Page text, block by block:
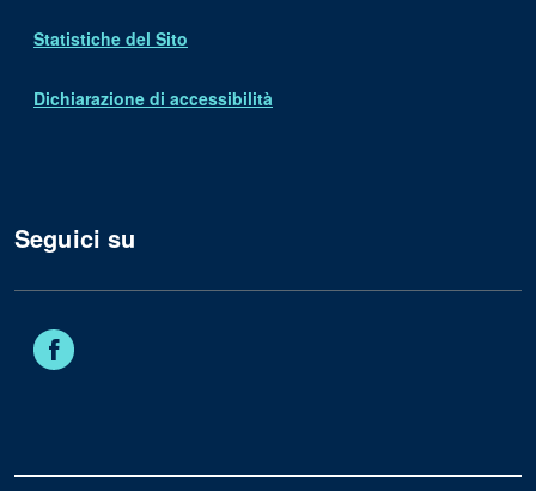
Statistiche del Sito
Dichiarazione di accessibilità
Seguici su